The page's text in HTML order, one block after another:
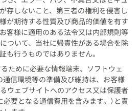
存しないこと、第三者の権利を侵害し
が期待する性質及び商品的価値を有す
客様に適用のある法令又は内部規則等
ついて、当社に帰責性がある場合を除
も行うものではありません。
ために必要な情報端末、ソフトウェ
通信環境等の準備及び維持は、お客様
ウェブサイトへのアクセス又は保護者
要となる通信費用を含みます。）と責